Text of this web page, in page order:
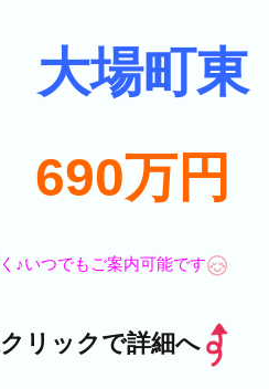
大場町東
690万円
♪いつでもご案内可能です
リックで詳細へ